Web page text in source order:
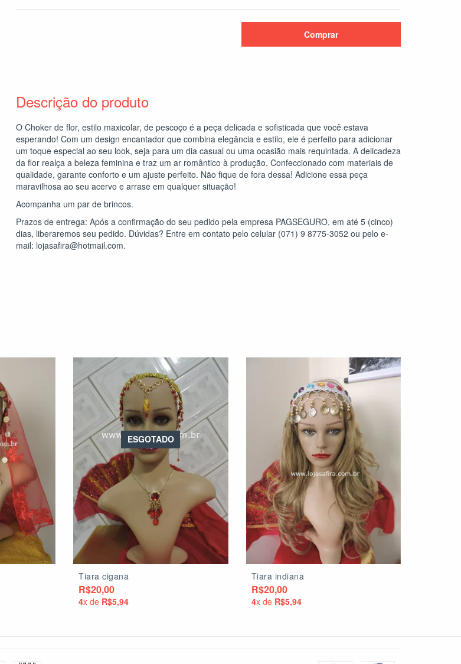
Descrição do produto
O Choker de flor, estilo maxicolar, de pescoço é a peça delicada e sofisticada que você estava
esperando! Com um design encantador que combina elegância e estilo, ele é perfeito para adicionar
um toque especial ao seu look, seja para um dia casual ou uma ocasião mais requintada. A delicadeza
da flor realça a beleza feminina e traz um ar romântico à produção. Confeccionado com materiais de
qualidade, garante conforto e um ajuste perfeito. Não fique de fora dessa! Adicione essa peça
maravilhosa ao seu acervo e arrase em qualquer situação!
Acompanha um par de brincos.
Prazos de entrega: Após a confirmação do seu pedido pela empresa PAGSEGURO, em até 5 (cinco)
dias, liberaremos seu pedido. Dúvidas? Entre em contato pelo celular (071) 9 8775-3052 ou pelo e-
mail: lojasafira@hotmail.com.
ESGOTADO
Tiara cigana
R$20,00
4x de R$5,94
Tiara indiana
R$20,00
4x de R$5,94